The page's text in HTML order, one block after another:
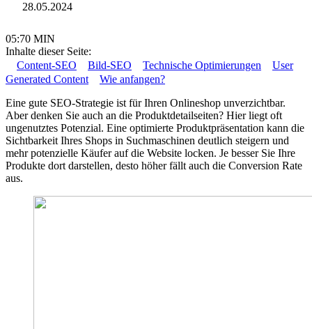
28.05.2024
05:70 MIN
Inhalte dieser Seite:
Content-SEO
Bild-SEO Technische Optimierungen
User
Generated Content
Wie anfangen?
Eine gute SEO-Strategie ist für Ihren Onlineshop unverzichtbar.
Aber denken Sie auch an die Produktdetailseiten? Hier liegt oft
ungenutztes Potenzial. Eine optimierte Produktpräsentation kann die
Sichtbarkeit Ihres Shops in Suchmaschinen deutlich steigern und
mehr potenzielle Käufer auf die Website locken. Je besser Sie Ihre
Produkte dort darstellen, desto höher fällt auch die Conversion Rate
aus.